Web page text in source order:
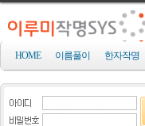
HOME 이름풀이 한자작명